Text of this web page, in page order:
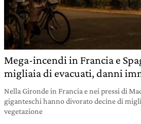
Mega-incendi in Francia e
migliaia di evacuati, danni
Nella Gironde in Francia e nei pressi di
giganteschi hanno divorato decine di
vegetazione